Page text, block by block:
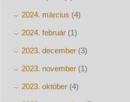
2024. március (4)
2024. február(1)
2023. december(3)
2023. november(1)
2023. október(4)